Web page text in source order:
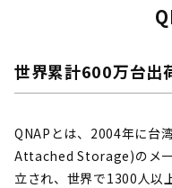
世界累計600万台出
QNAPとは、2004年に台
Attached Storage)のメ
立され、世界で1300人以